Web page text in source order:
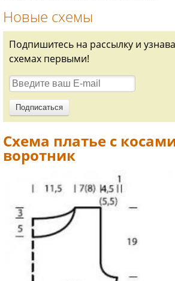
Новые схемы
Подпишитесь на рассылку и
схемах первыми!
Схема платье с
воротник